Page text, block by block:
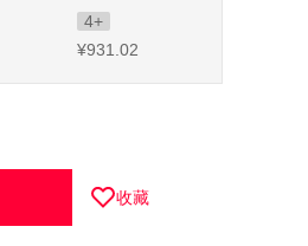
4+
¥931 .02
收藏